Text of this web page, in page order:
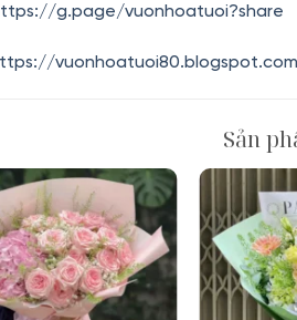
g.page/vuonhoatuoi?share
Sản